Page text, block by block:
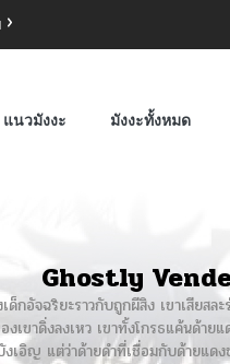
แนวมังงะ มังงะทั้งหมด
Ghostly
อัจฉริยะราวกับถูกผีสิง เขาเสียส
ขาดิ่งลงเหว เขาทั้งโกรธแค้นด้า
เอิญ แต่ว่าด้ายดำที่เชื่อมกับด้ายแด